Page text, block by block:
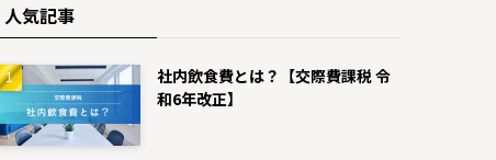
人気記事
社内飲食費とは？【交際費課税 令
和6年改正】